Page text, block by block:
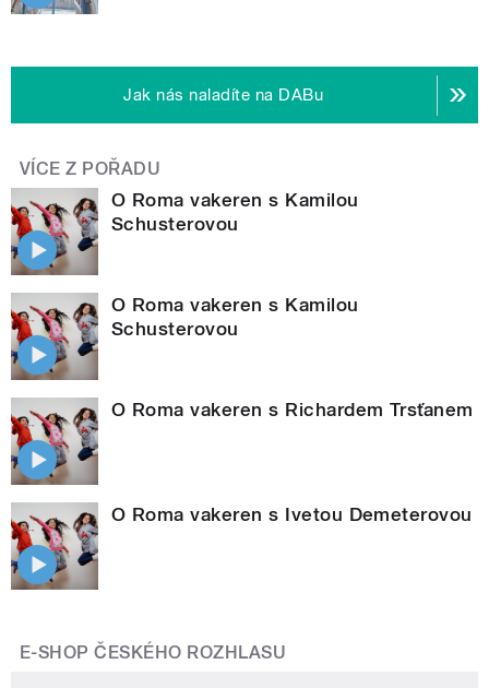
Jak nás naladíte na DABu
VÍCE Z POŘADU
O Roma vakeren s Kamilou
Schusterovou
O Roma vakeren s Kamilou
Schusterovou
O Roma vakeren s Richardem Trsťanem
O Roma vakeren s Ivetou Demeterovou
E-SHOP ČESKÉHO ROZHLASU